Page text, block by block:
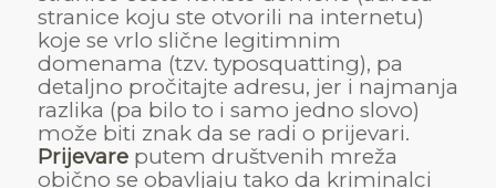
stranice koju ste otvorili na internetu)
koje se vrlo slične legitimnim
domenama (tzv. typosquatting), pa
detaljno pročitajte adresu, jer i najmanja
razlika (pa bilo to i samo jedno slovo)
može biti znak da se radi o prijevari.
Prijevareputem društvenih mreža
obično se obavljaju tako da kriminalci